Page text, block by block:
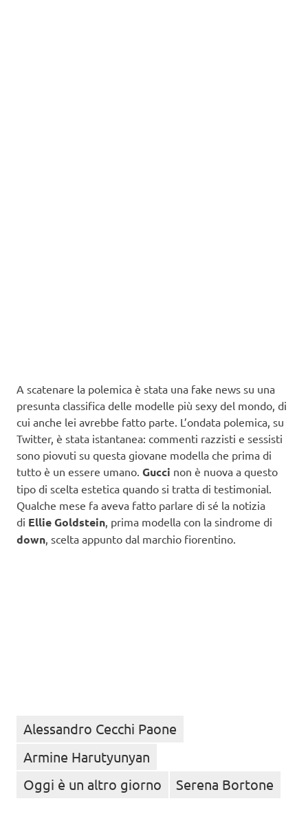
A scatenare la polemica è stata una fake news su una
presunta classifica delle modelle più sexy del mondo, di
cui anche lei avrebbe fatto parte. L’ondata polemica, su
Twitter, è stata istantanea: commenti razzisti e sessisti
sono piovuti su questa giovane modella che prima di
tutto è un essere umano. Gucci non è nuova a questo
tipo di scelta estetica quando si tratta di testimonial.
Qualche mese fa aveva fatto parlare di sé la notizia
di Ellie Goldstein , prima modella con la sindrome di
down , scelta appunto dal marchio fiorentino.
Alessandro Cecchi Paone
Armine Harutyunyan
Oggi è un altro giorno
Serena Bortone